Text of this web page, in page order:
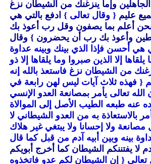
وإما ينزغنك من الشيطان نزغ
عليم { وقال تعالى } ادفع بالتي هي
أعلم بما يصفون وقل رب أعوذ بك
وأعوذ بك رب أن يحضرون } وقال
هي أحسن فإذا الذي بينك وبينه عداوة
إلا الذين صبروا وما يلقاها إلا ذو
من الشيطان نزغ فاستعذ بالله إنه
{ فهذه ثلاث آيات ليس لهن رابعة في
الله تعالى يأمر بمصانعة العدو الإنسي
عنه طبعه الطيب الأصل إلى الموالاة
بالاستعاذة به من العدو الشيطاني لا
مصانعة ولا إحسانا ولا يبتغي غير هلاك
بينه وبين أبيه آدم من قبل كما قال
لا يفتننكم الشيطان كما أخرج أبويكم
{ إن الشيطان لكم عدو فاتخذوه